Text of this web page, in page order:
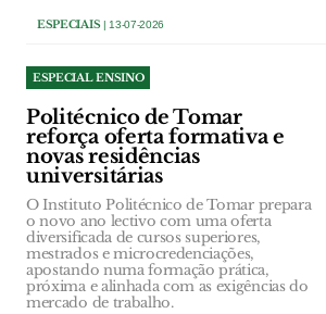
ESPECIAIS| 13-07-2026
ESPECIAL ENSINO
Politécnico de Tomar
reforça oferta formativa e
novas residências
universitárias
O Instituto Politécnico de Tomar prepara
o novo ano lectivo com uma oferta
diversificada de cursos superiores,
mestrados e microcredenciações,
apostando numa formação prática,
próxima e alinhada com as exigências do
mercado de trabalho.